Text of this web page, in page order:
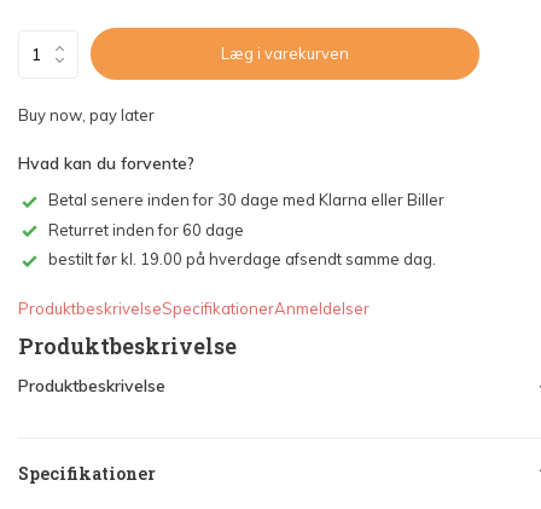
Læg i varekurven
Buy now, pay later
Hvad kan du forvente?
Betal senere inden for 30 dage med Klarna eller Biller
Returret inden for 60 dage
bestilt før kl. 19.00 på hverdage afsendt samme dag.
ProduktbeskrivelseSpecifikationerAnmeldelser
Produktbeskrivelse
Produktbeskrivelse
Specifikationer